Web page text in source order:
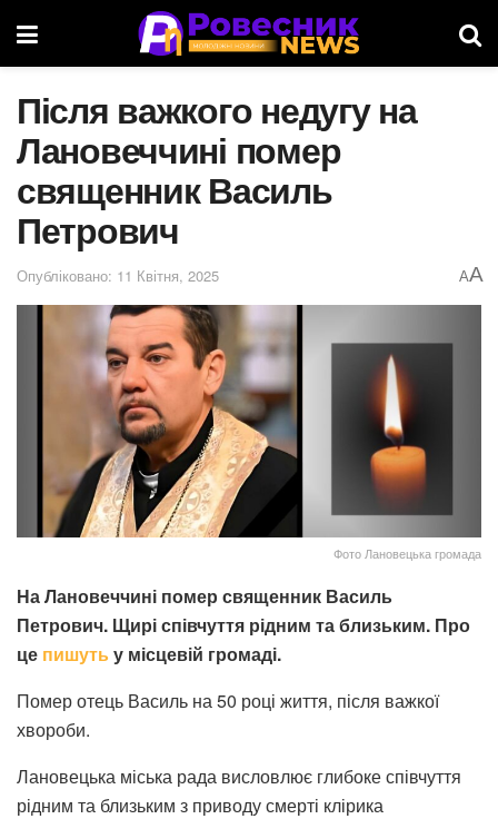
Після важкого недугу на
Лановеччині помер
священник Василь
Петрович
Опубліковано: 11 Квітня, 2025 AA
Фото Лановецька громада
На Лановеччині помер священник Василь
Петрович. Щирі співчуття рідним та близьким. Про
це пишутьу місцевій громаді.
Помер отець Василь на 50 році життя, після важкої
хвороби.
Лановецька міська рада висловлює глибоке співчуття
рідним та близьким з приводу смерті клірика